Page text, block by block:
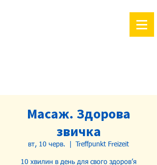
Масаж. Здорова
звичка
вт, 10 черв. Treffpunkt Freizeit
10 хвилин в день для свого здоров’я